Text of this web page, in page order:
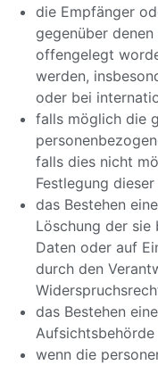
die Empfänger
gegenüber
offengelegt
werden,
oder bei
falls möglich die
falls dies nicht
Festlegung
das Bestehen
Löschung der sie
Daten oder auf
durch den
das Bestehen
Aufsichtsbehörde
wenn die